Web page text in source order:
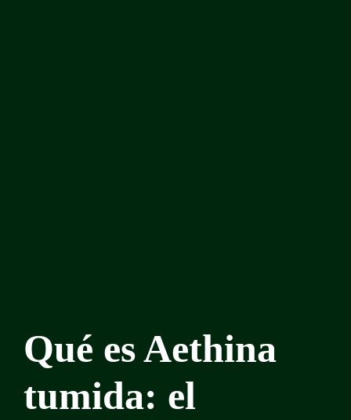
Qué es Aethina
tumida: el